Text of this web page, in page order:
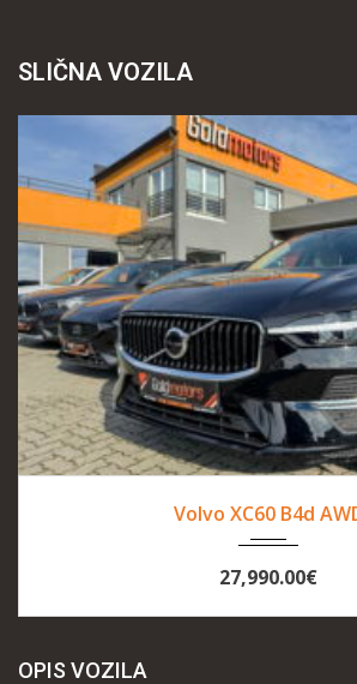
SLIČNA VOZILA
Volvo XC60 B4d
27,990.00€
OPIS VOZILA